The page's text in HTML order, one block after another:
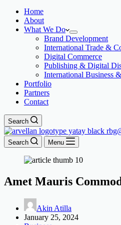
Home
About
What We Do
Brand Development
International Trade &
Digital Commerce
Publishing & Digital
International Business
Portfolio
Partners
Contact
Search
Search Menu
Amet Mauris
Akin Atilla
January 25, 2024